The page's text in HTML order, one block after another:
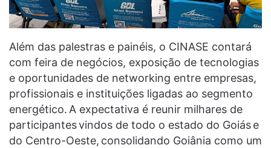
Além das palestras e painéis, o CINASE contará
com feira de negócios, exposição de tecnologias
e oportunidades de networking entre empresas,
profissionais e instituições ligadas ao segmento
energético. A expectativa é reunir milhares de
participantes vindos de todo o estado do Goiás e
do Centro-Oeste, consolidando Goiânia como um